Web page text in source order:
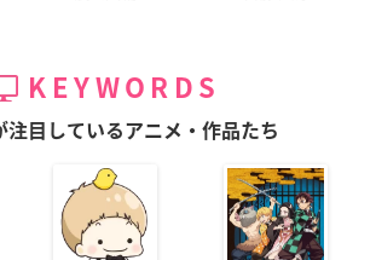
KEYWORDS
注目しているアニメ・作品たち